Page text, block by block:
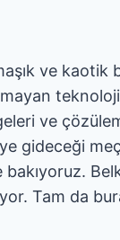
ve kaotik
ve
gideceği
bakıyoruz.
Tam da